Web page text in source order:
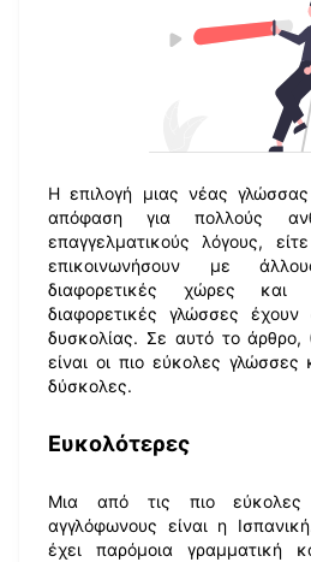
Η επιλογή μιας νέας γλώσσας
απόφαση για πολλούς
επαγγελματικούς λόγους,
επικοινωνήσουν με
διαφορετικές χώρες και
διαφορετικές γλώσσες έχουν
δυσκολίας. Σε αυτό το άρθρο,
είναι οι πιο εύκολες γλώσσες
δύσκολες.
Ευκολότερες
Μια από τις πιο εύκολες
αγγλόφωνους είναι η
έχει παρόμοια γραμματική